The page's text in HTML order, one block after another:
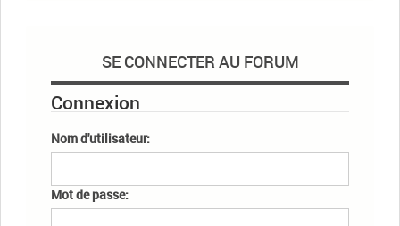
SE CONNECTER AU FORUM
Connexion
Nom d'utilisateur:
Mot de passe: